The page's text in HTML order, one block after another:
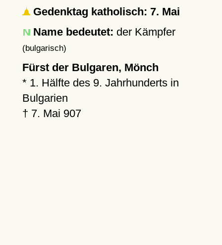
Gedenktag katholisch: 7. Mai
Name bedeutet: der Kämpfer
(bulgarisch)
Fürst der Bulgaren, Mönch
* 1. Hälfte des 9. Jahrhunderts in
Bulgarien
† 7. Mai 907